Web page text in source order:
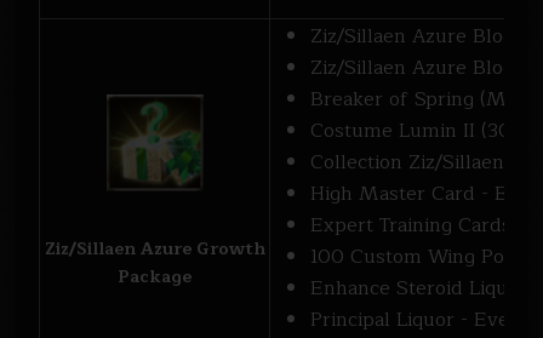
Ziz/Sillaen Azure Growth
Package
Ziz/Sillaen Azure
Ziz/Sillaen Azure
Breaker of Spring
Costume Lumin II (30
Collection Ziz/Sillaen
High Master Card -
Expert Training Cards [3]
100 Custom Wing Point
Enhance Steroid Liquor
Principal Liquor - Event